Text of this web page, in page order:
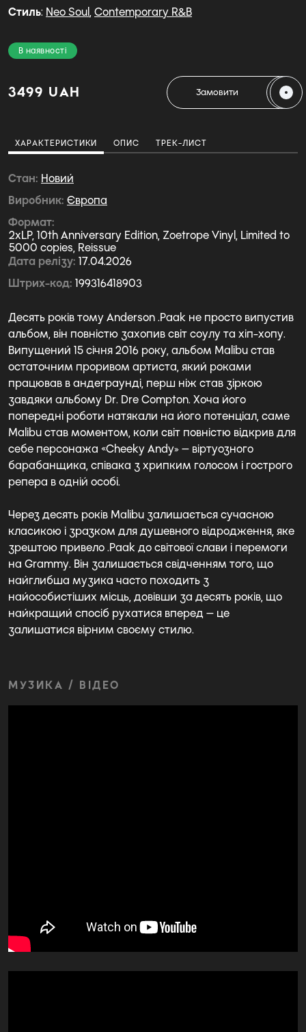
Стиль: Neo Soul, Contemporary R&B
В наявності
3499 UAH Замовити
ХАРАКТЕРИСТИКИ ОПИС ТРЕК-ЛИСТ
Стан Новий
Виробник Європа
Формат
2xLP, 10th Anniversary Edition, Zoetrope Vinyl, Limited to
5000 copies, Reissue
Дата релізу 17.04.2026
Штрих-код 199316418903
Десять років тому Anderson .Paak не просто випустив
альбом, він повністю захопив світ соулу та хіп-хопу.
Випущений 15 січня 2016 року, альбом Malibu став
остаточним проривом артиста, який роками
працював в андеграунді, перш ніж став зіркою
завдяки альбому Dr. Dre Compton. Хоча його
попередні роботи натякали на його потенціал, саме
Malibu став моментом, коли світ повністю відкрив для
себе персонажа «Cheeky Andy» — віртуозного
барабанщика, співака з хрипким голосом і гострого
репера в одній особі.
Через десять років Malibu залишається сучасною
класикою і зразком для душевного відродження, яке
зрештою привело .Paak до світової слави і перемоги
на Grammy. Він залишається свідченням того, що
найглибша музика часто походить з
найособистіших місць, довівши за десять років, що
найкращий спосіб рухатися вперед — це
залишатися вірним своєму стилю.
МУЗИКА / ВІДЕО